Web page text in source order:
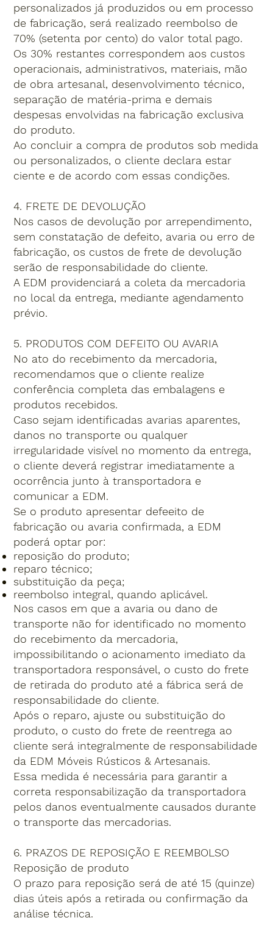
personalizados já produzidos ou em processo
de fabricação, será realizado reembolso de
70% (setenta por cento) do valor total pago.
Os 30% restantes correspondem aos custos
operacionais, administrativos, materiais, mão
de obra artesanal, desenvolvimento técnico,
separação de matéria-prima e demais
despesas envolvidas na fabricação exclusiva
do produto.
Ao concluir a compra de produtos sob medida
ou personalizados, o cliente declara estar
ciente e de acordo com essas condições.
4. FRETE DE DEVOLUÇÃO
Nos casos de devolução por arrependimento,
sem constatação de defeito, avaria ou erro de
fabricação, os custos de frete de devolução
serão de responsabilidade do cliente.
A EDM providenciará a coleta da mercadoria
no local da entrega, mediante agendamento
prévio.
5. PRODUTOS COM DEFEITO OU AVARIA
No ato do recebimento da mercadoria,
recomendamos que o cliente realize
conferência completa das embalagens e
produtos recebidos.
Caso sejam identificadas avarias aparentes,
danos no transporte ou qualquer
irregularidade visível no momento da entrega,
o cliente deverá registrar imediatamente a
ocorrência junto à transportadora e
comunicar a EDM.
Se o produto apresentar defeeito de
fabricação ou avaria confirmada, a EDM
poderá optar por:
reposição do produto;
reparo técnico;
substituição da peça;
reembolso integral, quando aplicável.
Nos casos em que a avaria ou dano de
transporte não for identificado no momento
do recebimento da mercadoria,
impossibilitando o acionamento imediato da
transportadora responsável, o custo do frete
de retirada do produto até a fábrica será de
responsabilidade do cliente.
Após o reparo, ajuste ou substituição do
produto, o custo do frete de reentrega ao
cliente será integralmente de responsabilidade
da EDM Móveis Rústicos & Artesanais.
Essa medida é necessária para garantir a
correta responsabilização da transportadora
pelos danos eventualmente causados durante
o transporte das mercadorias.
6. PRAZOS DE REPOSIÇÃO E REEMBOLSO
Reposição de produto
O prazo para reposição será de até 15 (quinze)
dias úteis após a retirada ou confirmação da
análise técnica.